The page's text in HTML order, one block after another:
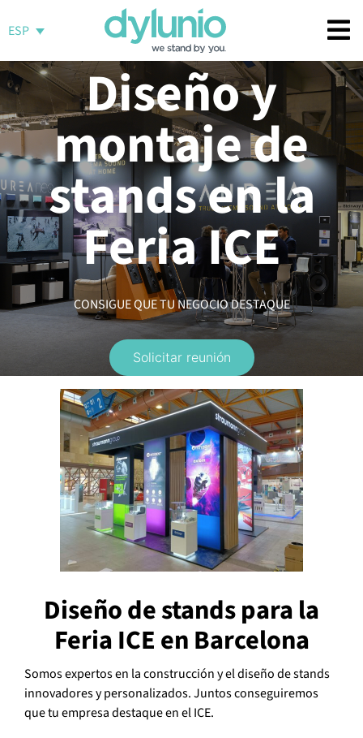
ESP
Diseño y
montaje de
stands en la
Feria ICE
CONSIGUE QUE TU NEGOCIO DESTAQUE
Solicitar reunión
Diseño de stands para la
Feria ICE en Barcelona
Somos expertos en la construcción y el diseño de stands
innovadores y personalizados. Juntos conseguiremos
que tu empresa destaque en el ICE.